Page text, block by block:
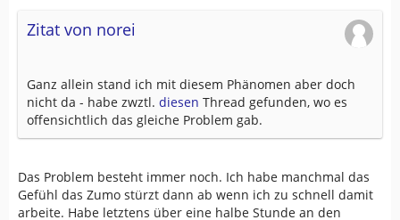
Zitat von norei
Ganz allein stand ich mit diesem Phänomen aber doch
nicht da - habe zwztl. diesen Thread gefunden, wo es
offensichtlich das gleiche Problem gab.
Das Problem besteht immer noch. Ich habe manchmal das
Gefühl das Zumo stürzt dann ab wenn ich zu schnell damit
arbeite. Habe letztens über eine halbe Stunde an den